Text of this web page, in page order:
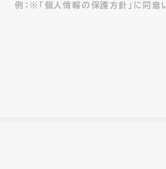
※「個人情報の保護方針」に同意